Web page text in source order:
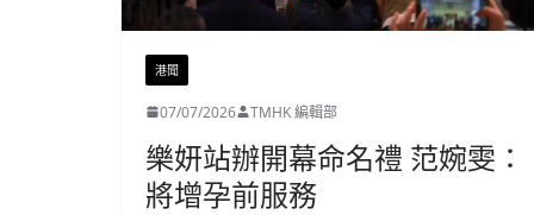
港聞
07/07/2026 TMHK 編輯部
樂妍站辦開幕命名禮 范婉雯：
將增孕前服務